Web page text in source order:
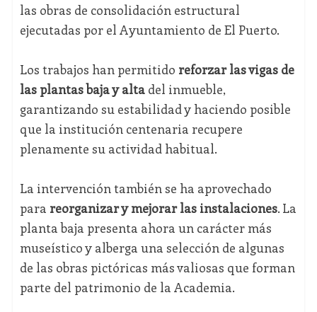
las obras de consolidación estructural
ejecutadas por el Ayuntamiento de El Puerto.
Los trabajos han permitido reforzar las vigas de
las plantas baja y altadel inmueble,
garantizando su estabilidad y haciendo posible
que la institución centenaria recupere
plenamente su actividad habitual.
La intervención también se ha aprovechado
para reorganizar y mejorar las instalaciones. La
planta baja presenta ahora un carácter más
museístico y alberga una selección de algunas
de las obras pictóricas más valiosas que forman
parte del patrimonio de la Academia.